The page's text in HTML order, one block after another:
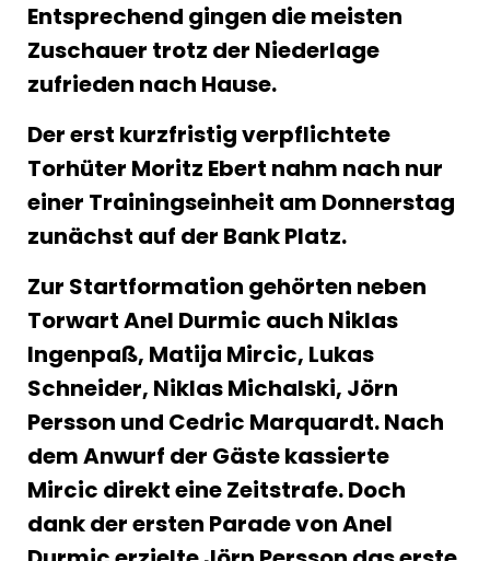
Entsprechend gingen die meisten
Zuschauer trotz der Niederlage
zufrieden nach Hause.
Der erst kurzfristig verpflichtete
Torhüter Moritz Ebert nahm nach nur
einer Trainingseinheit am Donnerstag
zunächst auf der Bank Platz.
Zur Startformation gehörten neben
Torwart Anel Durmic auch Niklas
Ingenpaß, Matija Mircic, Lukas
Schneider, Niklas Michalski, Jörn
Persson und Cedric Marquardt. Nach
dem Anwurf der Gäste kassierte
Mircic direkt eine Zeitstrafe. Doch
dank der ersten Parade von Anel